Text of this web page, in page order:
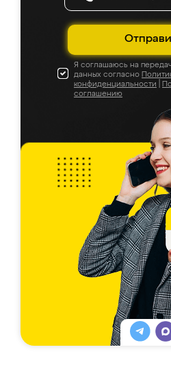
Я соглашаюсь на
данных согласно
конфиденциальности
соглашению